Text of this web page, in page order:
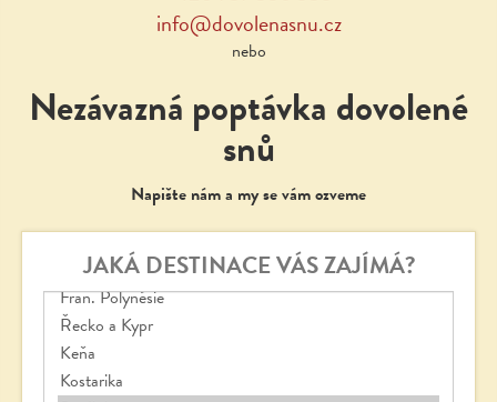
info@dovolenasnu.cz
nebo
Nezávazná poptávka dovolené
snů
Napište nám a my se vám ozveme
JAKÁ DESTINACE VÁS ZAJÍMÁ?